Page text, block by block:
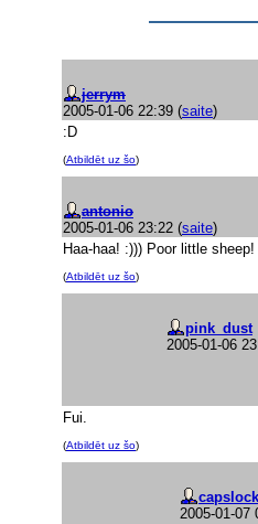
jerrym
2005-01-06 22:39 (saite)
:D
(Atbildēt uz šo)
antonio
2005-01-06 23:22 (saite)
Haa-haa! :))) Poor little sheep!
(Atbildēt uz šo)
pink_dust
2005-01-06
Fui.
(Atbildēt uz šo)
capslock
2005-01-07